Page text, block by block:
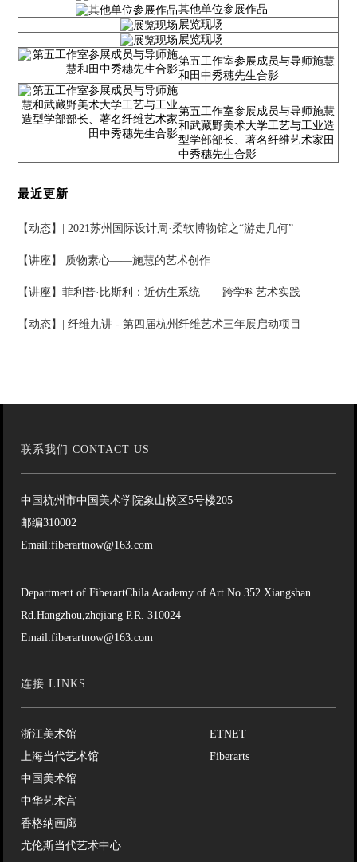
其他单位参展作品
展览现场
展览现场
第五工作室参展成员与导师施慧
和田中秀穗先生合影
第五工作室参展成员与导师施慧
和武藏野美术大学工艺与工业造
型学部部长、著名纤维艺术家田
中秀穗先生合影
最近更新
【动态】| 2021苏州国际设计周·柔软博物馆之“游走几何”
【讲座】 质物素心——施慧的艺术创作
【讲座】菲利普·比斯利：近仿生系统——跨学科艺术实践
【动态】| 纤维九讲 - 第四届杭州纤维艺术三年展启动项目
联系我们 CONTACT US
中国杭州市中国美术学院象山校区5号楼205
邮编310002
Email:fiberartnow@163.com
Department of FiberartChila Academy of Art No.352 Xiangshan
Rd.Hangzhou,zhejiang P.R. 310024
Email:fiberartnow@163.com
连接 LINKS
浙江美术馆
上海当代艺术馆
中国美术馆
中华艺术宫
香格纳画廊
尤伦斯当代艺术中心
ETNET
Fiberarts